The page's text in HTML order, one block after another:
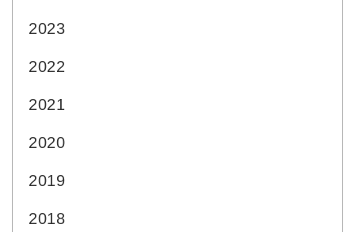
2023
2022
2021
2020
2019
2018